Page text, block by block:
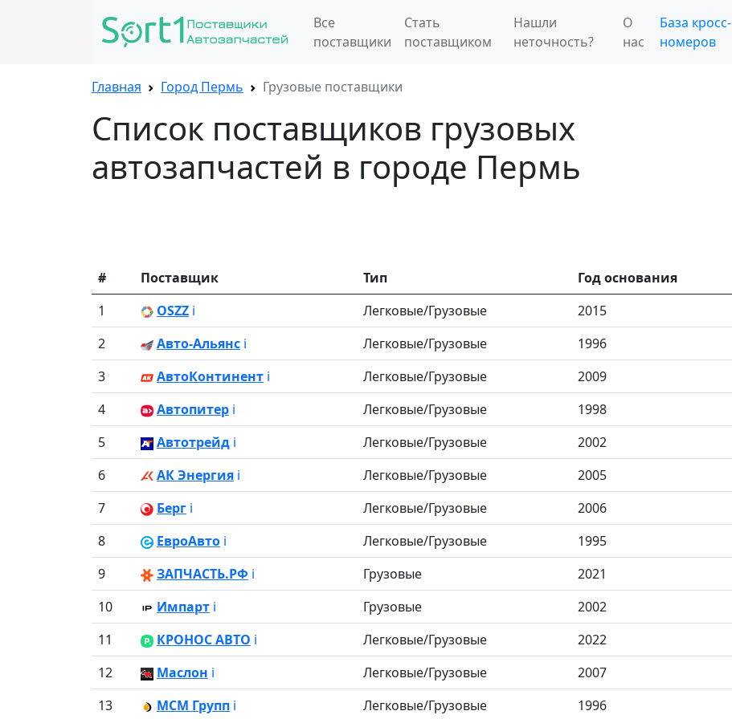
Все
поставщики
Стать
поставщиком
Нашли
неточность?
О
нас
База кросс-
номеров
Главная Город Пермь Грузовые поставщики
Список поставщиков грузовых
автозапчастей в городе Пермь
#
Поставщик Тип Год основания
1
OSZZ ℹ️ Легковые/Грузовые 2015
2 Авто-Альянс ℹ️ Легковые/Грузовые 1996
3 АвтоКонтинент ℹ️ Легковые/Грузовые 2009
4 Автопитер ℹ️ Легковые/Грузовые 1998
5 Автотрейд ℹ️ Легковые/Грузовые 2002
6 АК Энергия ℹ️ Легковые/Грузовые 2005
7 Берг ℹ️ Легковые/Грузовые 2006
8 ЕвроАвто ℹ️ Легковые/Грузовые 1995
9 ЗАПЧАСТЬ.РФ ℹ️ Грузовые 2021
10 Импарт ℹ️ Грузовые 2002
11 КРОНОС АВТО ℹ️ Легковые/Грузовые 2022
12 Маслон ℹ️ Легковые/Грузовые 2007
13 МСМ Групп ℹ️ Легковые/Грузовые 1996